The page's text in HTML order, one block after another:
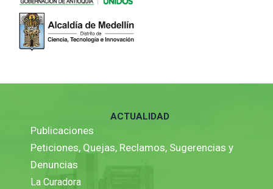
ACTUALIDAD
Publicaciones
Peticiones, Quejas, Reclamos, Sugerencias y
Denuncias
La Curadora